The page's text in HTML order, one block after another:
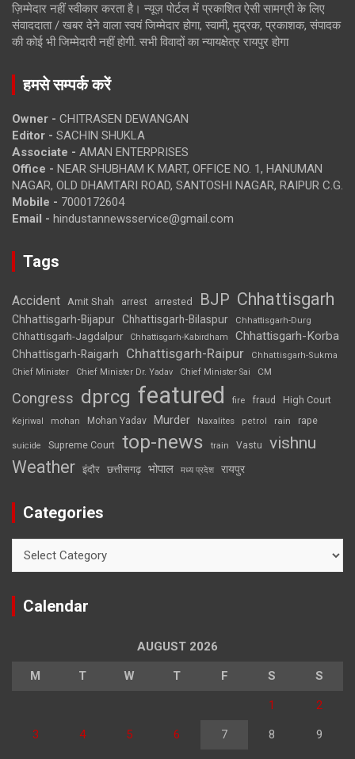
ज़िम्मेदार नहीं स्वीकार करता है। न्यूज़ पोर्टल में प्रकाशित ऐसी सामग्री के लिए
संवाददाता / खबर देने वाला स्वयं जिम्मेदार होगा, स्वामी, मुद्रक, प्रकाशक, संपादक
की कोई भी जिम्मेदारी नहीं होगी. सभी विवादों का न्यायक्षेत्र रायपुर होगा
हमसे सम्पर्क करें
Owner - CHITRASEN DEWANGAN
Editor - SACHIN SHUKLA
Associate - AMAN ENTERPRISES
Office - NEAR SHUBHAM K MART, OFFICE NO. 1, HANUMAN
NAGAR, OLD DHAMTARI ROAD, SANTOSHI NAGAR, RAIPUR C.G.
Mobile - 7000172604
Email - hindustannewsservice@gmail.com
Tags
Accident Amit Shah arrest arrested BJP Chhattisgarh
Chhattisgarh-Bijapur Chhattisgarh-Bilaspur Chhattisgarh-Durg
Chhattisgarh-Jagdalpur Chhattisgarh-Kabirdham Chhattisgarh-Korba
Chhattisgarh-Raigarh Chhattisgarh-Raipur
Chhattisgarh-Sukma
Chief Minister
Chief Minister Dr. Yadav Chief Minister Sai CM
Congress dprcg featured fire fraud High Court
Kejriwal mohan Mohan Yadav Murder Naxalites petrol rain rape
suicide Supreme Court top-news train Vastu vishnu
Weather इंदौर छत्तीसगढ़ भोपाल मध्य प्रदेश रायपुर
Categories
Calendar
AUGUST 2026
M T W T F S S
1 2
3 4 5 6 7 8 9